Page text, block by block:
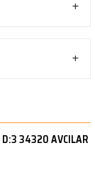
34320 AVCILAR